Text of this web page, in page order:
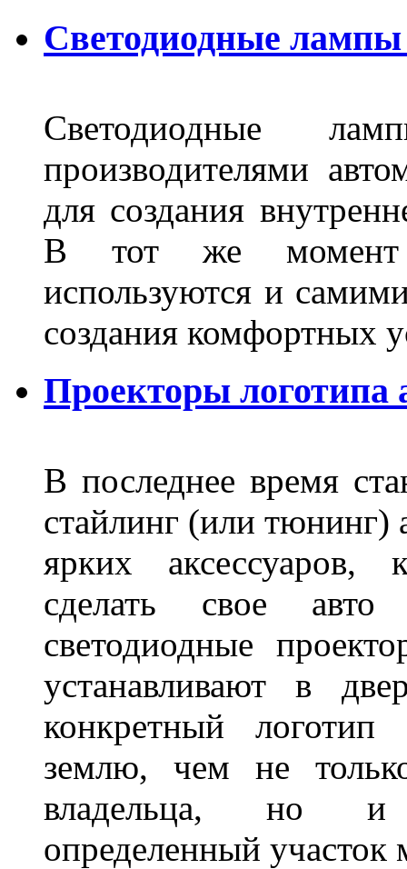
Светодиодные
Светодиодные
производителями
для создания
В тот же момент
используются и
создания комфортных
Проекторы логотипа
В последнее время
стайлинг (или тюнинг)
ярких аксессуаров,
сделать свое
светодиодные
устанавливают в
конкретный логотип
землю, чем не
владельца, но и
определенный участок